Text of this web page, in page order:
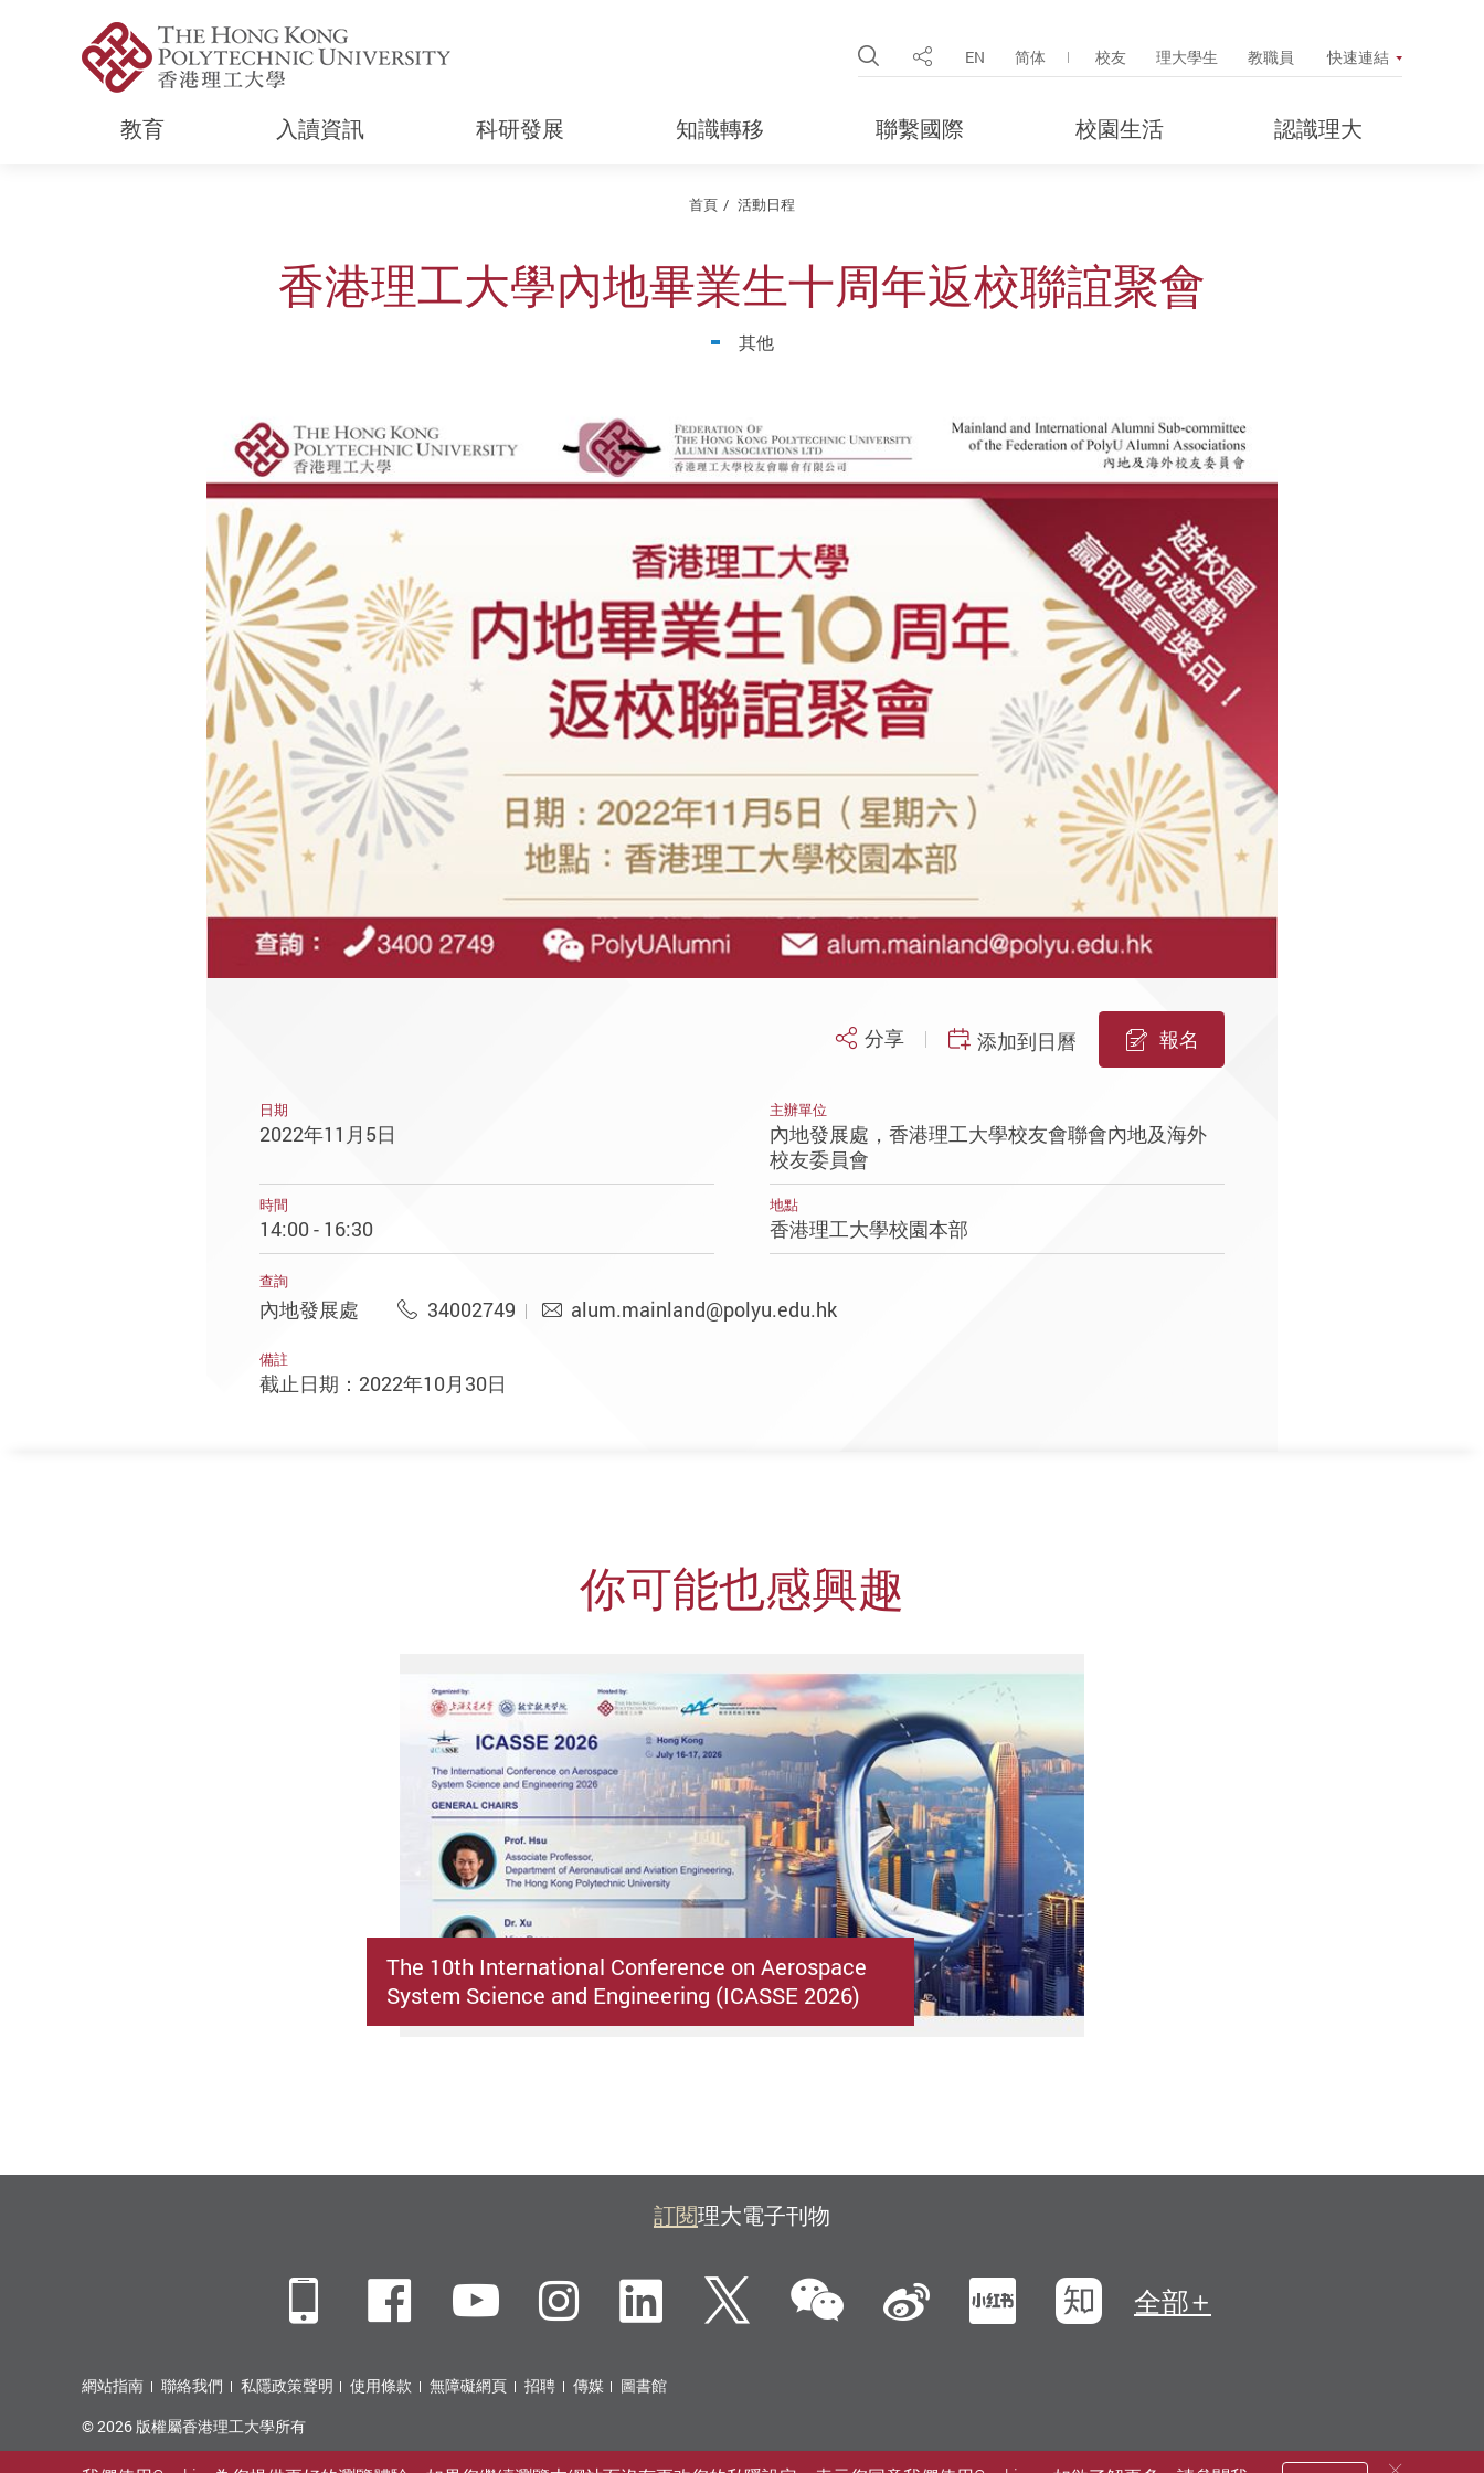
Open Site Search Popup
分享 EN 简体 校友 理大學生 教職員 快速連結
教育 入讀資訊 科研發展 知識轉移 聯繫國際 校園生活 認識理大
首頁 活動日程
香港理工大學內地畢業生十周年返校聯誼聚會
其他
分享 添加到日曆 報名
日期
2022年11月5日
主辦單位
內地發展處，香港理工大學校友會聯會內地及海外
校友委員會
時間
14:00 - 16:30
地點
香港理工大學校園本部
查詢
內地發展處 34002749 alum.mainland@polyu.edu.hk
備註
截止日期：2022年10月30日
你可能也感興趣
The 10th International Conference on Aerospace
System Science and Engineering (ICASSE 2026)
訂閱理大電子刊物
MobileFacebook
YouTubeInstagramLinkedIn
Twitter微信新浪微博
小紅書
知乎
全部
網站指南 聯絡我們 私隱政策聲明 使用條款 無障礙網頁 招聘 傳媒
圖書館
© 2026 版權屬香港理工大學所有